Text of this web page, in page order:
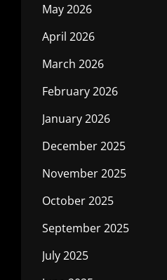
May 2026
April 2026
March 2026
February 2026
January 2026
December 2025
November 2025
October 2025
September 2025
July 2025